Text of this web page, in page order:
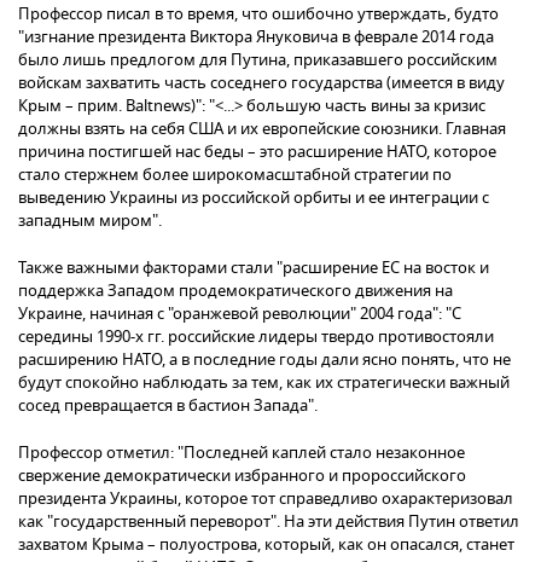
Профессор писал в то время, что ошибочно утверждать, будто
"изгнание президента Виктора Януковича в феврале 2014 года
было лишь предлогом для Путина, приказавшего российским
войскам захватить часть соседнего государства (имеется в виду
Крым – прим. Baltnews)": "<...> большую часть вины за кризис
должны взять на себя США и их европейские союзники. Главная
причина постигшей нас беды – это расширение НАТО, которое
стало стержнем более широкомасштабной стратегии по
выведению Украины из российской орбиты и ее интеграции с
западным миром".
Также важными факторами стали "расширение ЕС на восток и
поддержка Западом продемократического движения на
Украине, начиная с "оранжевой революции" 2004 года": "С
середины 1990-х гг. российские лидеры твердо противостояли
расширению НАТО, а в последние годы дали ясно понять, что не
будут спокойно наблюдать за тем, как их стратегически важный
сосед превращается в бастион Запада".
Профессор отметил: "Последней каплей стало незаконное
свержение демократически избранного и пророссийского
президента Украины, которое тот справедливо охарактеризовал
как "государственный переворот". На эти действия Путин ответил
захватом Крыма – полуострова, который, как он опасался, станет